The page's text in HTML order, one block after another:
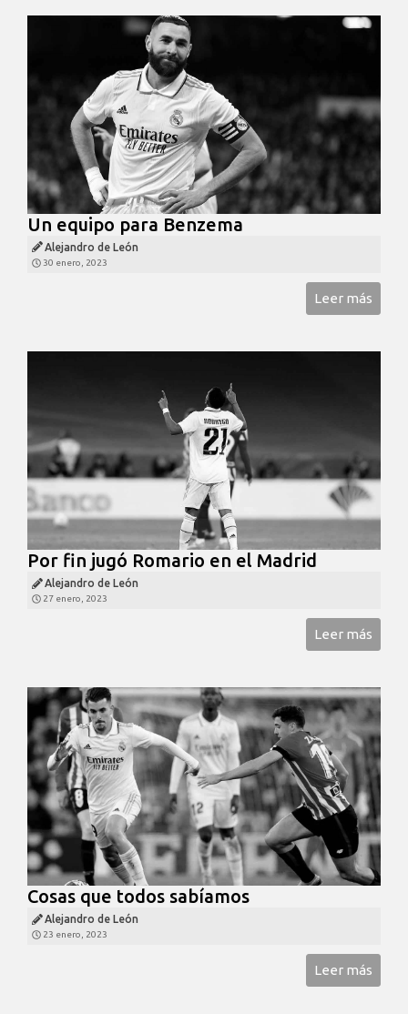
Un equipo para Benzema
Alejandro de León
30 enero, 2023
Leer más
Por fin jugó Romario en el Madrid
Alejandro de León
27 enero, 2023
Leer más
Cosas que todos sabíamos
Alejandro de León
23 enero, 2023
Leer más